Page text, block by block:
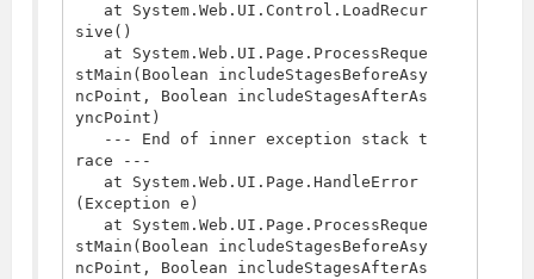
sive()
stMain(Boolean includeStagesBeforeAsy
ncPoint, Boolean includeStagesAfterAs
yncPoint)
race ---
(Exception e)
stMain(Boolean includeStagesBeforeAsy
ncPoint, Boolean includeStagesAfterAs